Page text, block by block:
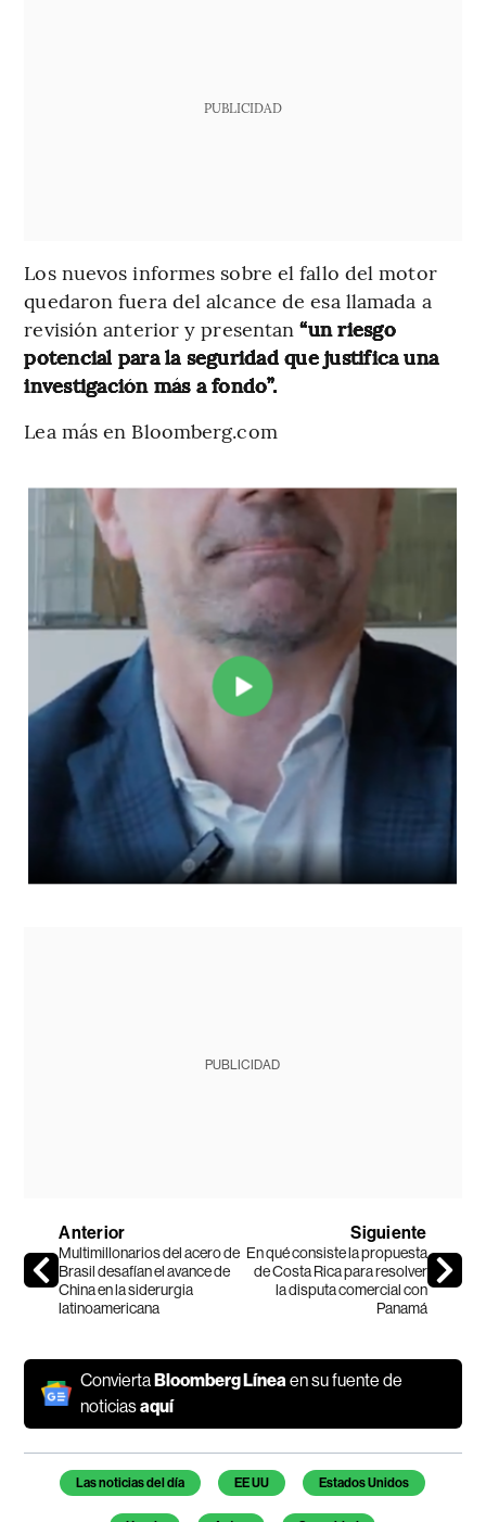
PUBLICIDAD
Los nuevos informes sobre el fallo del motor
quedaron fuera del alcance de esa llamada a
revisión anterior y presentan“un riesgo
potencial para la seguridad que justifica una
investigación más a fondo”.
Lea más en Bloomberg.com
PUBLICIDAD
Anterior
Multimillonarios del acero de
Brasil desafían el avance de
China en la siderurgia
latinoamericana
Siguiente
En qué consiste la propuesta
de Costa Rica para resolver
la disputa comercial con
Panamá
ConviertaBloomberg Línea en su fuente de
noticiasaquí
Temas de este artículo
Las noticias del día EE UU Estados Unidos